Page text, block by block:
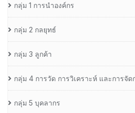
กลุ่ม 1 การนำองค์กร
กลุ่ม 2 กลยุทธ์
กลุ่ม 3 ลูกค้า
กลุ่ม 4 การวัด การวิเคราะห์ และการจัด
กลุ่ม 5 บุคลากร